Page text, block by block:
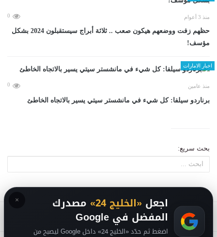
منذ 3 أعوام 0
حظهم زفت ووضعهم هيكون صعب .. ثلاثة أبراج سيستقبلون 2024 بشكل
مؤسف!
اخبار الامارات
منذ عامين 0
برناردو سيلفا: كل شيء في مانشستر سيتي يسير بالاتجاه الخاطئ
بحث سريع:
× اجعل «الخليج 24» مصدرك
المفضل في Google
اضغط ثم حدّد «الخليج 24» داخل Google ليصبح من